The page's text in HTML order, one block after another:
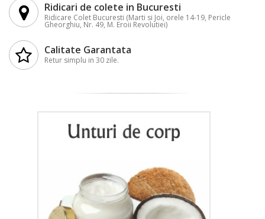
Ridicari de colete in Bucuresti
Ridicare Colet Bucuresti (Marti si Joi, orele 14-19, Pericle
Gheorghiu, Nr. 49, M. Eroii Revolutiei)
Calitate Garantata
Retur simplu in 30 zile.